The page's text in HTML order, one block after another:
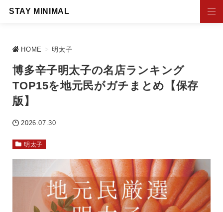
STAY MINIMAL
HOME > 明太子
博多辛子明太子の名店ランキング
TOP15を地元民がガチまとめ【保存
版】
2026.07.30
明太子